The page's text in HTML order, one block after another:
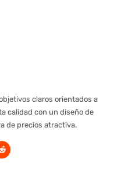
claros orientados a
calidad con un diseño de
de precios atractiva.